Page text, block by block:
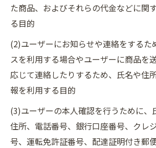
た商品、およびそれらの代金などに関
る目的
(2)ユーザーにお知らせや連絡をするた
スを利用する場合やユーザーに商品を
応じて連絡したりするため、氏名や住
報を利用する目的
(3)ユーザーの本人確認を行うために、
住所、電話番号、銀行口座番号、クレ
号、運転免許証番号、配達証明付き郵